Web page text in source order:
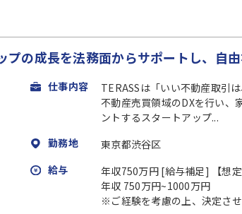
の成長を法務面からサポートし、自
仕事内容
TERASSは「いい不動産取引
不動産売買領域のDXを行い、
ントするスタートアップ...
勤務地
東京都渋谷区
給与
年収750万円 [給与補足] 【想定
年収 750万円~1000万円
※ご経験を考慮の上、決定させ